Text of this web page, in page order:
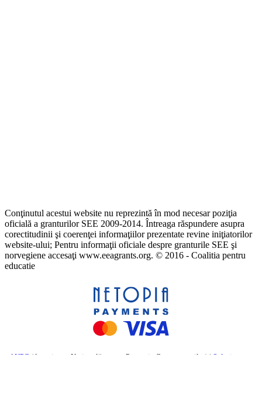
Conţinutul acestui website nu reprezintă în mod necesar poziţia
oficială a granturilor SEE 2009-2014. Întreaga răspundere asupra
corectitudinii şi coerenţei informaţiilor prezentate revine iniţiatorilor
website-ului; Pentru informaţii oficiale despre granturile SEE şi
norvegiene accesaţi www.eeagrants.org. © 2016 - Coalitia pentru
educatie
ANPC (Autoritatea Națională pentru Protecția Consumatorilor) | Soluționarea